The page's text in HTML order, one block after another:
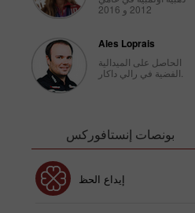
2012 و 2016
Ales Loprais
الحاصل على الميدالية
بونصات إنستافوركس
إيداع الحظ